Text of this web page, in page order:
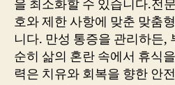
을 최소화할 수 있습니다.전
호와 제한 사항에 맞춘 맞춤
니다. 만성 통증을 관리하든,
순히 삶의 혼란 속에서 휴식
력은 치유와 회복을 향한 안